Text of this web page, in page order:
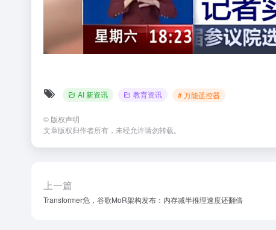
AI 新资讯 教育资讯 # 万能遥控器
© 版权声明
文章版权归作者所有，未经允许请勿转载。
上一篇
Transformer危，谷歌MoR架构发布：内存减半推理速度还翻倍